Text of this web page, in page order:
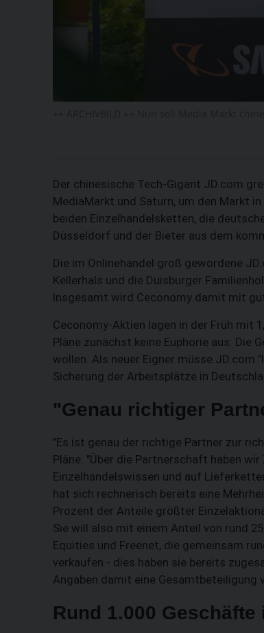
Der chinesische Tech-Gigant JD.com
MediaMarkt und Saturn, um den Markt
beiden Einzelhandelsketten, die
Düsseldorf und der Bieter aus dem
Die im Onlinehandel groß gewordene
Kellerhals und die Duisburger
Insgesamt wird Ceconomy damit mit
Ceconomy-Aktien lagen in der Früh mit
Pläne zunächst keine Euphorie aus: Die
wollen. Als neuer Eigner müsse
Sicherung der Arbeitsplätze in
"Genau richtiger
"Es ist genau der richtige Partner zur
Pläne. "Über die Partnerschaft haben
Einzelhandelswissen und auf
hat sich rechnerisch bereits eine
Prozent der Anteile größter
Sie will also mit einem Anteil von rund
Equities und Freenet, die gemeinsam
verkaufen - dies haben sie bereits
Angaben damit eine Gesamtbeteiligung
Rund 1.000